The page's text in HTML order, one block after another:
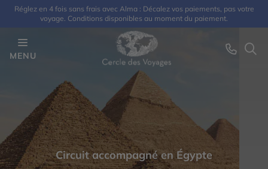
Réglez en 4 fois sans frais avec Alma : Décalez vos paiements, pas votre
voyage. Conditions disponibles au moment du paiement.
MENU
Circuit accompagné en Égypte